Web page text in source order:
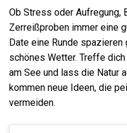
Ob Stress oder Aufregung,
Zerreißproben immer eine
Date eine Runde spazieren
schönes Wetter. Treffe
am See und lass die Natur
kommen neue Ideen, die
vermeiden.